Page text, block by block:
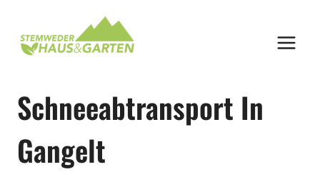
springen
Schneeabtransport In
Gangelt